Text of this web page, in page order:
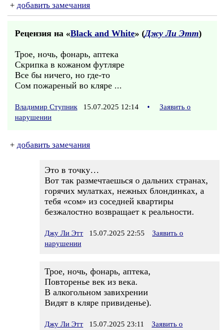
+ добавить замечания
Рецензия на «Black and White» (Джу Ли Этт)
Трое, ночь, фонарь, аптека
Скрипка в кожаном футляре
Все бы ничего, но где-то
Сом пожареный во кляре ...
Владимир Ступник 15.07.2025 12:14 •
Заявить о
нарушении
+ добавить замечания
Это в точку…
Вот так размечтаешься о дальних странах,
горячих мулатках, нежных блондинках, а
тебя «сом» из соседней квартиры
безжалостно возвращает к реальности.
Джу Ли Этт 15.07.2025 22:55
Заявить о
нарушении
Трое, ночь, фонарь, аптека,
Повторенье век из века.
В алкогольном завихрении
Видят в кляре привиденье).
Джу Ли Этт 15.07.2025 23:11
Заявить о